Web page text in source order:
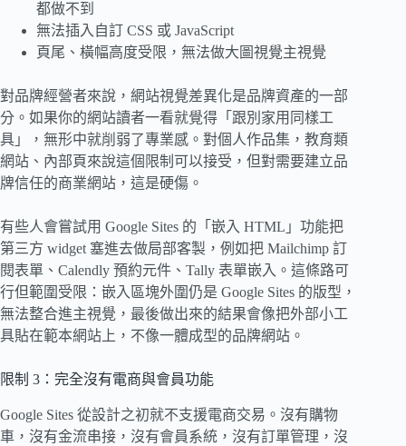
都做不到
無法插入自訂 CSS 或 JavaScript
頁尾、橫幅高度受限，無法做大圖視覺主視覺
對品牌經營者來說，網站視覺差異化是品牌資產的一部
分。如果你的網站讀者一看就覺得「跟別家用同樣工
具」，無形中就削弱了專業感。對個人作品集，教育類
網站、內部頁來說這個限制可以接受，但對需要建立品
牌信任的商業網站，這是硬傷。
有些人會嘗試用 Google Sites 的「嵌入 HTML」功能把
第三方 widget 塞進去做局部客製，例如把 Mailchimp 訂
閱表單、Calendly 預約元件、Tally 表單嵌入。這條路可
行但範圍受限：嵌入區塊外圍仍是 Google Sites 的版型，
無法整合進主視覺，最後做出來的結果會像把外部小工
具貼在範本網站上，不像一體成型的品牌網站。
限制 3：完全沒有電商與會員功能
Google Sites 從設計之初就不支援電商交易。沒有購物
車，沒有金流串接，沒有會員系統，沒有訂單管理，沒